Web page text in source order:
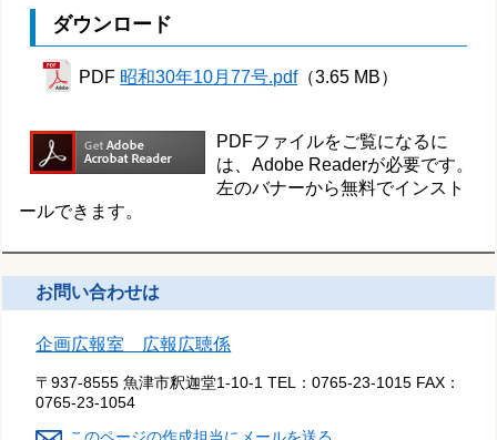
ダウンロード
PDF 昭和30年10月77号.pdf（3.65 MB）
PDFファイルをご覧になるに
は、Adobe Readerが必要です。
左のバナーから無料でインスト
ールできます。
お問い合わせは
企画広報室 広報広聴係
〒937-8555 魚津市釈迦堂1-10-1 TEL：0765-23-1015 FAX：
0765-23-1054